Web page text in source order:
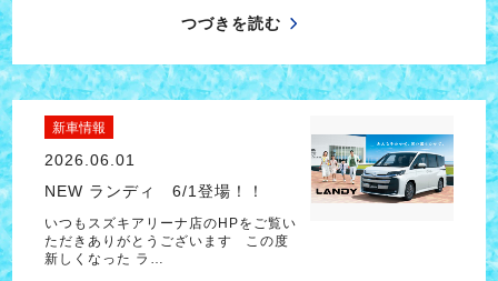
つづきを読む
新車情報
2026.06.01
NEW ランディ 6/1登場！！
いつもスズキアリーナ店のHPをご覧い
ただきありがとうございます この度
新しくなった ラ…